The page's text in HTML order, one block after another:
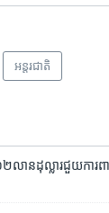
អន្តរជាតិ
ាន​ដុល្លារ​ជួយ​ការព